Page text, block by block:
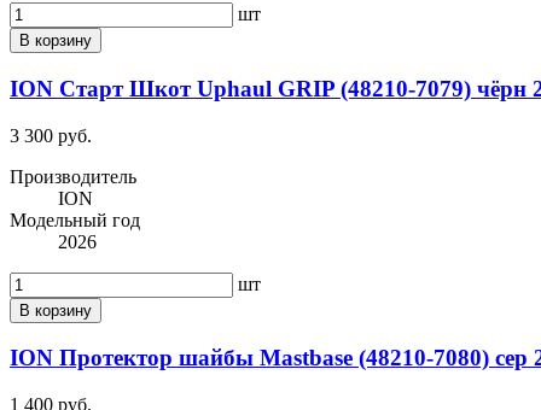
шт
В корзину
ION Старт Шкот Uphaul GRIP (48210-7079) чёрн
3 300 руб.
Производитель
ION
Модельный год
2026
шт
В корзину
ION Протектор шайбы Mastbase (48210-7080) сер
1 400 руб.